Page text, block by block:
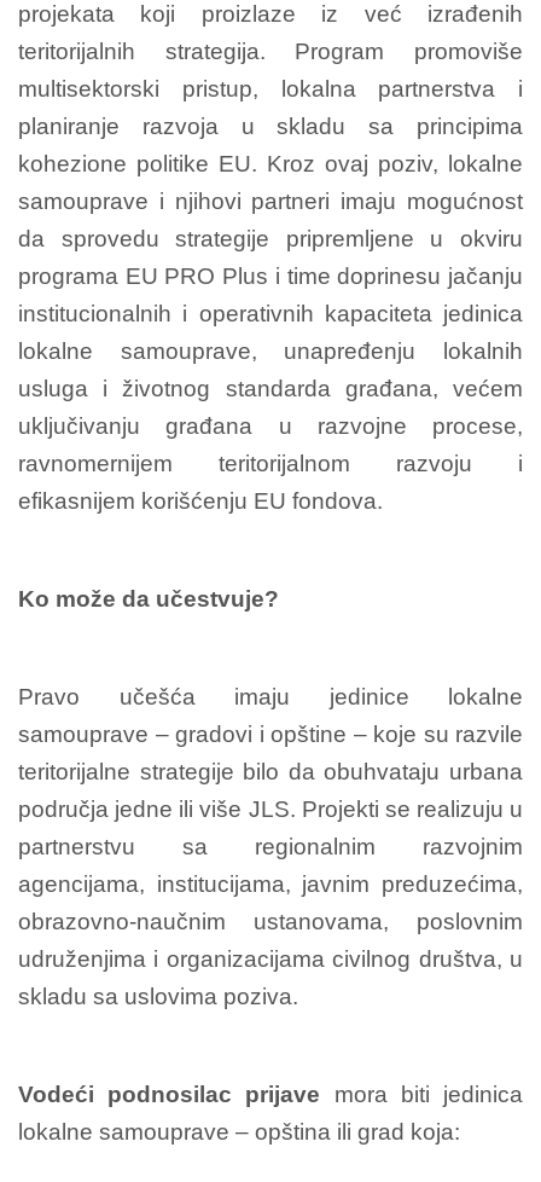
projekata koji proizlaze iz već izrađenih
teritorijalnih strategija. Program promoviše
multisektorski pristup, lokalna partnerstva i
planiranje razvoja u skladu sa principima
kohezione politike EU. Kroz ovaj poziv, lokalne
samouprave i njihovi partneri imaju mogućnost
da sprovedu strategije pripremljene u okviru
programa EU PRO Plus i time doprinesu jačanju
institucionalnih i operativnih kapaciteta jedinica
lokalne samouprave, unapređenju lokalnih
usluga i životnog standarda građana, većem
uključivanju građana u razvojne procese,
ravnomernijem teritorijalnom razvoju i
efikasnijem korišćenju EU fondova.
Ko može da učestvuje?
Pravo učešća imaju jedinice lokalne
samouprave – gradovi i opštine – koje su razvile
teritorijalne strategije bilo da obuhvataju urbana
područja jedne ili više JLS. Projekti se realizuju u
partnerstvu sa regionalnim razvojnim
agencijama, institucijama, javnim preduzećima,
obrazovno-naučnim ustanovama, poslovnim
udruženjima i organizacijama civilnog društva, u
skladu sa uslovima poziva.
Vodeći podnosilac prijave mora biti jedinica
lokalne samouprave – opština ili grad koja: